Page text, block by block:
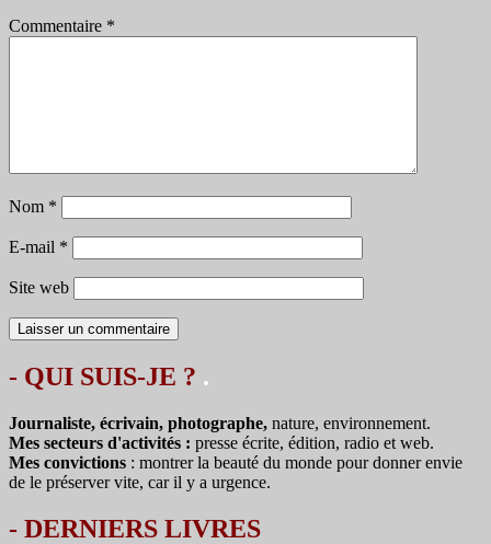
Commentaire *
Nom *
E-mail *
Site web
- QUI SUIS-JE ? .
Journaliste, écrivain, photographe, nature, environnement.
Mes secteurs d'activités : presse écrite, édition, radio et web.
Mes convictions : montrer la beauté du monde pour donner envie
de le préserver vite, car il y a urgence.
- DERNIERS LIVRES